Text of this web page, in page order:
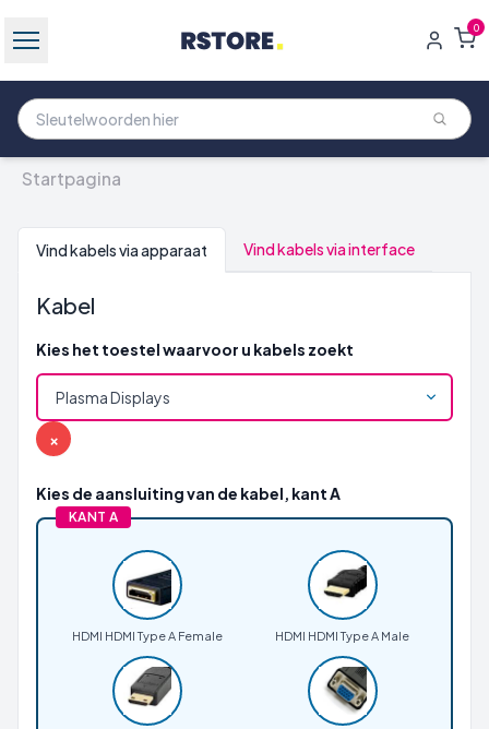
0
Startpagina
Vind kabels via apparaat Vind kabels via interface
Kabel
Kies het toestel waarvoor u kabels zoekt
×
Kies de aansluiting van de kabel, kant A
KANT A
HDMI HDMI Type A Female HDMI HDMI Type A Male